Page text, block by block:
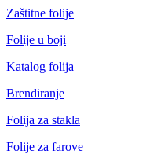
Zaštitne folije
Folije u boji
Katalog folija
Brendiranje
Folija za stakla
Folije za farove